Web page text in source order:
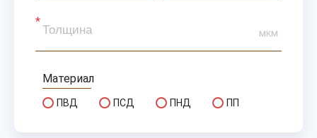
мкм
Материал
ПВД ПСД ПНД ПП